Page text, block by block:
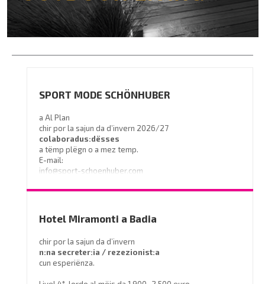
SPORT MODE SCHÖNHUBER
a Al Plan
chir por la sajun da d’invern 2026/27
colaboradus:dësses
a tëmp plëgn o a mez temp.
E-mail:
info@sport-schoenhuber.com
- Tel. 0474 555141
Hotel Miramonti a Badia
chir por la sajun da d’invern
n:na secreter:ia / rezezionist:a
cun esperiënza.